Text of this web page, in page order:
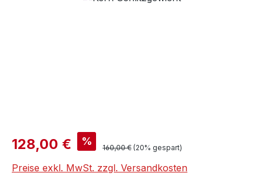
Verkaufspreis:
128,00 € % Regulärer Preis:
160,00 € (20% gespart)
Preise exkl. MwSt. zzgl. Versandkosten